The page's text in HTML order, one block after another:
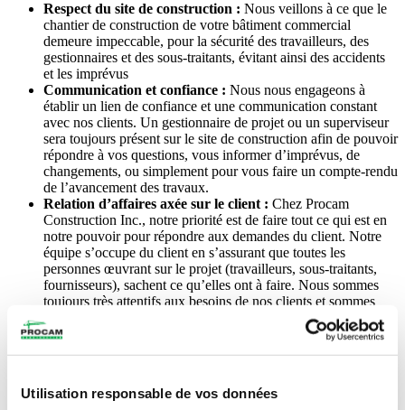
Utilisation responsable de vos données
Respect du site de construction : Nous veillons à ce que le
chantier de construction de votre bâtiment commercial
demeure impeccable, pour la sécurité des travailleurs, des
gestionnaires et des sous-traitants, évitant ainsi des accidents
et les imprévus
Communication et confiance : Nous nous engageons à
établir un lien de confiance et une communication constant
avec nos clients. Un gestionnaire de projet ou un superviseur
sera toujours présent sur le site de construction afin de pouvoir
répondre à vos questions, vous informer d’imprévus, de
changements, ou simplement pour vous faire un compte-rendu
de l’avancement des travaux.
Relation d’affaires axée sur le client : Chez Procam
Construction Inc., notre priorité est de faire tout ce qui est en
notre pouvoir pour répondre aux demandes du client. Notre
équipe s’occupe du client en s’assurant que toutes les
personnes œuvrant sur le projet (travailleurs, sous-traitants,
fournisseurs), sachent ce qu’elles ont à faire. Nous sommes
toujours très attentifs aux besoins de nos clients et sommes
préparés à tout problème ou imprévu pouvant survenir en
cours de projet. La satisfaction de notre client est notre plus
nous ont permis d’établir des liens d’affaire durables avec les